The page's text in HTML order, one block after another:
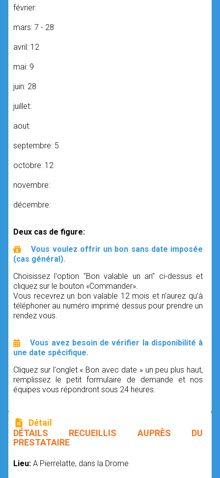
février:
mars: 7 - 28
avril: 12
mai: 9
juin: 28
juillet:
aout:
septembre: 5
octobre: 12
novembre:
décembre:
Deux cas de figure:
Vous voulez offrir un bon sans date imposée
(cas général).
Choisissez l'option "Bon valable un an" ci-dessus et
cliquez sur le bouton «Commander».
Vous recevrez un bon valable 12 mois et n'aurez qu’à
téléphoner au numéro imprimé dessus pour prendre un
rendez vous.
Vous avez besoin de vérifier la disponibilité à
une date spécifique.
Cliquez sur l'onglet « Bon avec date » un peu plus haut,
remplissez le petit formulaire de demande et nos
équipes vous répondront sous 24 heures.
Détail
DÉTAILS RECUEILLIS AUPRÈS DU
PRESTATAIRE
Lieu: A Pierrelatte, dans la Drome